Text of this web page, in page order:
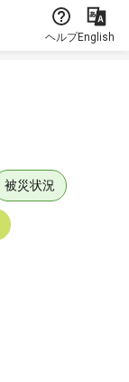
ヘルプEnglish
被災状況